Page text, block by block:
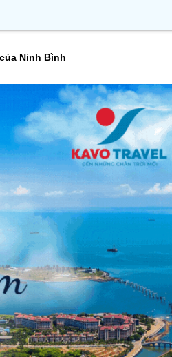
Ninh Bình